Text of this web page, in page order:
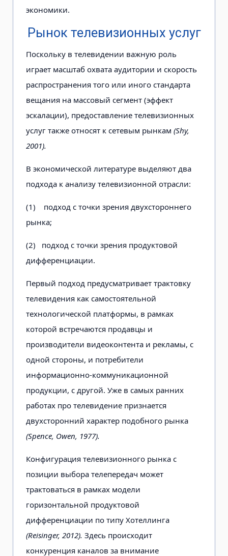
экономики.
Рынок телевизионных услуг
Поскольку в телевидении важную роль
играет масштаб охвата аудитории и скорость
распространения того или иного стандарта
вещания на массовый сегмент (эффект
эскалации), предоставление телевизионных
услуг также относят к сетевым рынкам (Shy,
2001).
В экономической литературе выделяют два
подхода к анализу телевизионной отрасли:
(1) подход с точки зрения двухстороннего
рынка;
(2) подход с точки зрения продуктовой
дифференциации.
Первый подход предусматривает трактовку
телевидения как самостоятельной
технологической платформы, в рамках
которой встречаются продавцы и
производители видеоконтента и рекламы, с
одной стороны, и потребители
информационно-коммуникационной
продукции, с другой. Уже в самых ранних
работах про телевидение признается
двухсторонний характер подобного рынка
(Spence, Owen, 1977).
Конфигурация телевизионного рынка с
позиции выбора телепередач может
трактоваться в рамках модели
горизонтальной продуктовой
дифференциации по типу Хотеллинга
(Reisinger, 2012). Здесь происходит
конкуренция каналов за внимание